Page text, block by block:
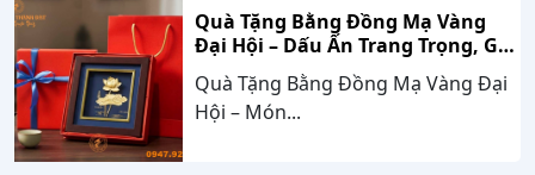
Quà Tặng Bằng Đồng Mạ Vàng
Đại Hội – Dấu Ấn Trang Trọng, Giá
Trị Bền Vững Theo Thời Gian
Quà Tặng Bằng Đồng Mạ Vàng Đại
Hội – Món...